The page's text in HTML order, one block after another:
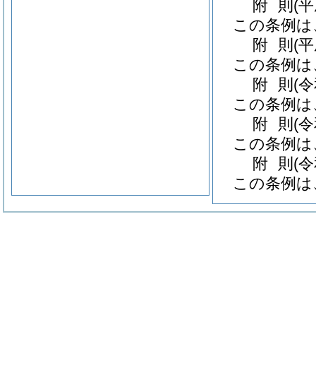
附 則 (
この条例
附 則 (
この条例
附 則 (
この条例
附 則 (
この条例
附 則 (
この条例